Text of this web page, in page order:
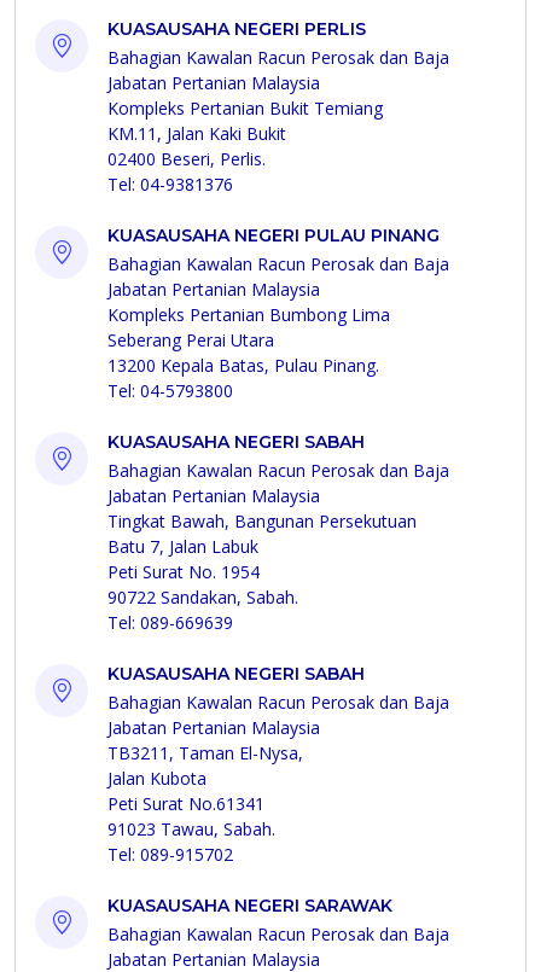
KUASAUSAHA NEGERI PERLIS
Bahagian Kawalan Racun Perosak dan Baja
Jabatan Pertanian Malaysia
Kompleks Pertanian Bukit Temiang
KM.11, Jalan Kaki Bukit
02400 Beseri, Perlis.
Tel: 04-9381376
KUASAUSAHA NEGERI PULAU PINANG
Bahagian Kawalan Racun Perosak dan Baja
Jabatan Pertanian Malaysia
Kompleks Pertanian Bumbong Lima
Seberang Perai Utara
13200 Kepala Batas, Pulau Pinang.
Tel: 04-5793800
KUASAUSAHA NEGERI SABAH
Bahagian Kawalan Racun Perosak dan Baja
Jabatan Pertanian Malaysia
Tingkat Bawah, Bangunan Persekutuan
Batu 7, Jalan Labuk
Peti Surat No. 1954
90722 Sandakan, Sabah.
Tel: 089-669639
KUASAUSAHA NEGERI SABAH
Bahagian Kawalan Racun Perosak dan Baja
Jabatan Pertanian Malaysia
TB3211, Taman El-Nysa,
Jalan Kubota
Peti Surat No.61341
91023 Tawau, Sabah.
Tel: 089-915702
KUASAUSAHA NEGERI SARAWAK
Bahagian Kawalan Racun Perosak dan Baja
Jabatan Pertanian Malaysia